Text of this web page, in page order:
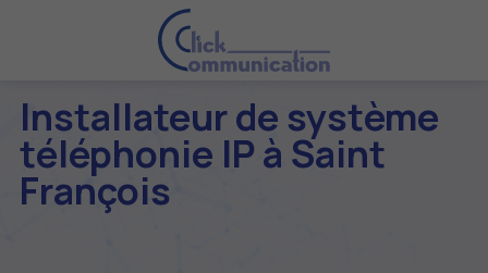
Installateur de système
téléphonie IP à Saint
François